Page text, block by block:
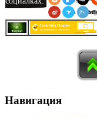
Похвалить
в
социалках:
Мой
Blogger
Sina
Навигация